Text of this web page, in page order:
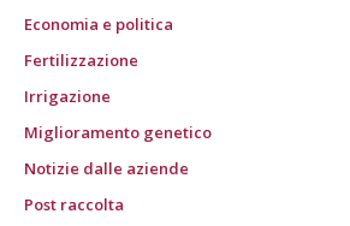
Economia e politica
Fertilizzazione
Irrigazione
Miglioramento genetico
Notizie dalle aziende
Post raccolta